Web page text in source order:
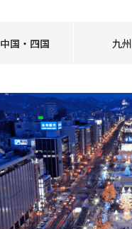
中国・四国 九州